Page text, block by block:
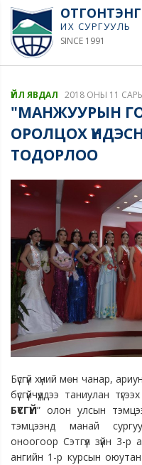
ИХ СУРГУУЛЬ
SINCE 1991
ҮЙЛ ЯВДАЛ 2018 ОНЫ 11
"МАНЖУУРЫН ГОО
ОРОЛЦОХ
ТОДОРЛОО
Бүсгүй хүний мөн чанар,
бүсгүйчүүддээ таниулан
БҮСГҮЙ” олон улсын
тэмцээнд манай
оноогоор Сэтгүүл зүйн 3-р
ангийн 1-р курсын